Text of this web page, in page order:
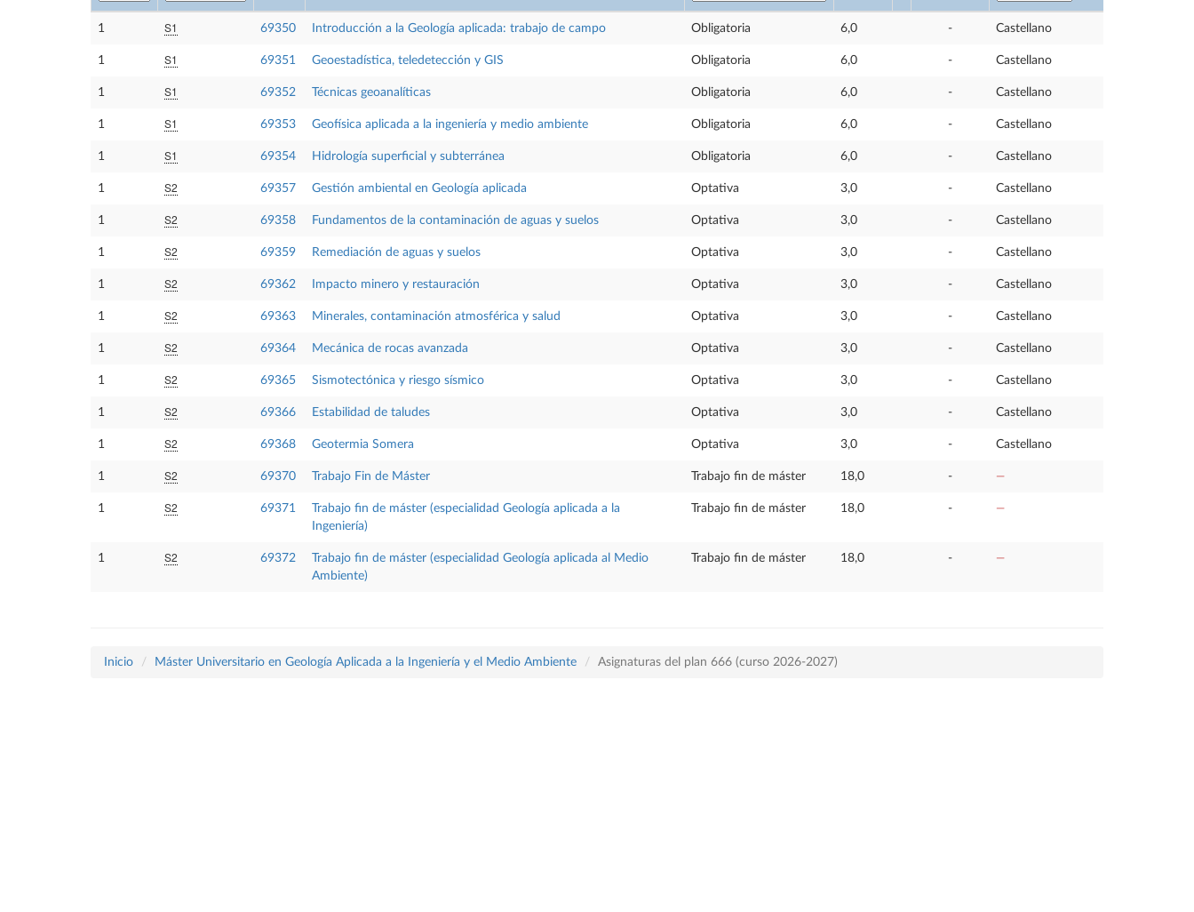
1 S1 69350 Introducción a la Geología aplicada: trabajo de campo Obligatoria 6,0 - Castellano
1 S1 69351 Geoestadística, teledetección y GIS Obligatoria 6,0 - Castellano
1 S1 69352 Técnicas geoanalíticas Obligatoria 6,0 - Castellano
1 S1 69353 Geofísica aplicada a la ingeniería y medio ambiente Obligatoria 6,0 - Castellano
1 S1 69354 Hidrología superficial y subterránea Obligatoria 6,0 - Castellano
1 S2 69357 Gestión ambiental en Geología aplicada Optativa 3,0 - Castellano
1 S2 69358 Fundamentos de la contaminación de aguas y suelos Optativa 3,0 - Castellano
1 S2 69359 Remediación de aguas y suelos Optativa 3,0 - Castellano
1 S2 69362 Impacto minero y restauración Optativa 3,0 - Castellano
1 S2 69363 Minerales, contaminación atmosférica y salud Optativa 3,0 - Castellano
1 S2 69364 Mecánica de rocas avanzada Optativa 3,0 - Castellano
1 S2 69365 Sismotectónica y riesgo sísmico Optativa 3,0 - Castellano
1 S2 69366 Estabilidad de taludes Optativa 3,0 - Castellano
1 S2 69368 Geotermia Somera Optativa 3,0 - Castellano
1 S2 69370 Trabajo Fin de Máster Trabajo fin de máster 18,0 - —
1 S2 69371
Trabajo fin de máster (especialidad Geología aplicada a la
Ingeniería)
Trabajo fin de máster 18,0 - —
1 S2 69372
Trabajo fin de máster (especialidad Geología aplicada al Medio
Ambiente)
Trabajo fin de máster 18,0 - —
Inicio Máster Universitario en Geología Aplicada a la Ingeniería y el Medio Ambiente Asignaturas del plan 666 (curso 2026-2027)